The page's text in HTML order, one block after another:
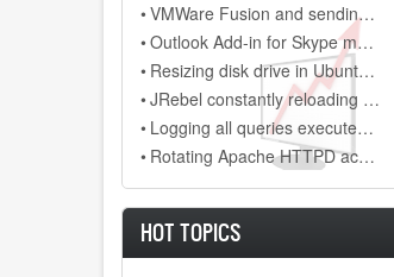
•
VMWare Fusion and sending a backslash to your Windows installation
•
Outlook Add-in for Skype meeting always gets disabled after restarting Outlook 2013
•
Resizing disk drive in Ubuntu guest system, running on a Virtual Box Windows host sytem
•
JRebel constantly reloading every class file and every configuration file in our Java project
•
Logging all queries executed on MSSQL database
•
Rotating Apache HTTPD access.log and error.log on Windows
HOT TOPICS